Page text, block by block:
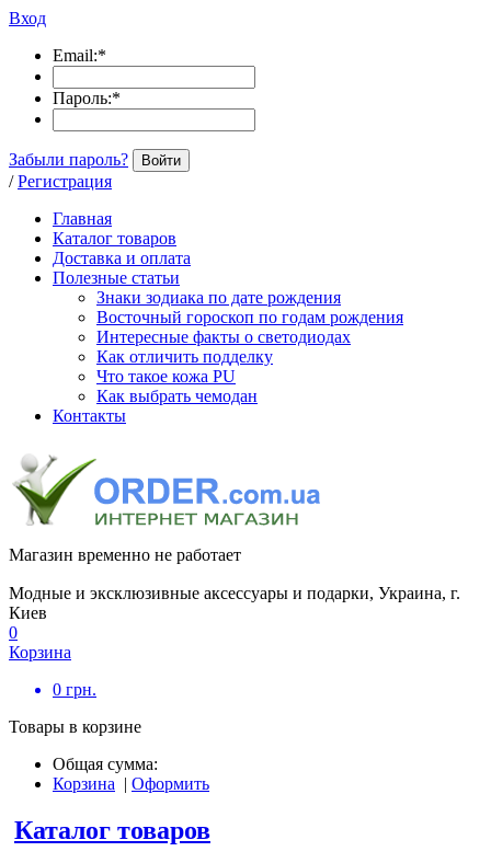
Вход
Email:*
Пароль:*
Забыли пароль? Войти
/ Регистрация
Главная
Каталог товаров
Доставка и оплата
Полезные статьи
Знаки зодиака по дате рождения
Восточный гороскоп по годам рождения
Интересные факты о светодиодах
Как отличить подделку
Что такое кожа PU
Как выбрать чемодан
Контакты
Магазин временно не работает
Модные и эксклюзивные аксессуары и подарки, Украина, г.
Киев
0
Корзина
0 грн.
Товары в корзине
Общая сумма:
Корзина | Оформить
Каталог товаров